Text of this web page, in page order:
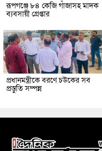
রূপগঞ্জে ৮৪ কেজি গাঁজাসহ মাদক
ব্যবসায়ী গ্রেপ্তার
প্রধানমন্ত্রীকে বরণে চউকের সব
প্রস্তুতি সম্পন্ন